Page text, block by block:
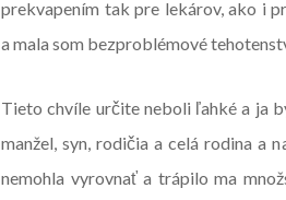
prekvapením tak pre lekárov, ako i
a mala som bezproblémové
Tieto chvíle určite neboli ľahké a ja
manžel, syn, rodičia a celá rodina a
nemohla vyrovnať a trápilo ma